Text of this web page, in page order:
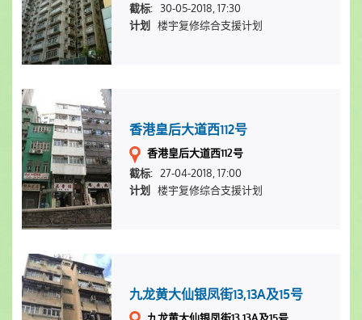
截标:
30-05-2018, 17:30
计划 楼宇复修综合支援计划
香港皇后大道西112号
香港皇后大道西112号
截标: 27-04-2018, 17:00
计划 楼宇复修综合支援计划
九龙黄大仙银凤街13,13A及15号